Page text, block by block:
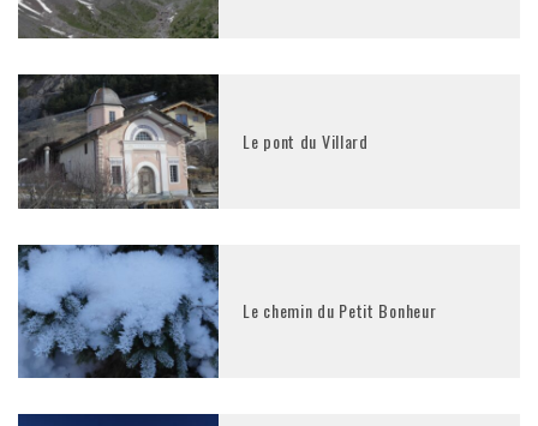
Le pont du Villard
Le chemin du Petit Bonheur